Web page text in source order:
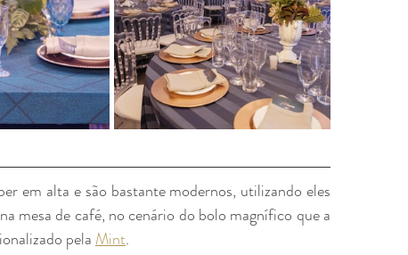
em alta e são bastante modernos, utilizando eles
pela Mint.